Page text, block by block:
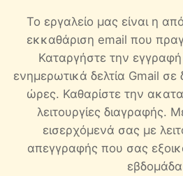
Το εργαλείο μας είναι η
εκκαθάριση email που
Καταργήστε την
ενημερωτικά δελτία Gmail σε
ώρες. Καθαρίστε την
λειτουργίες διαγραφής.
εισερχόμενά σας με
απεγγραφής που σας